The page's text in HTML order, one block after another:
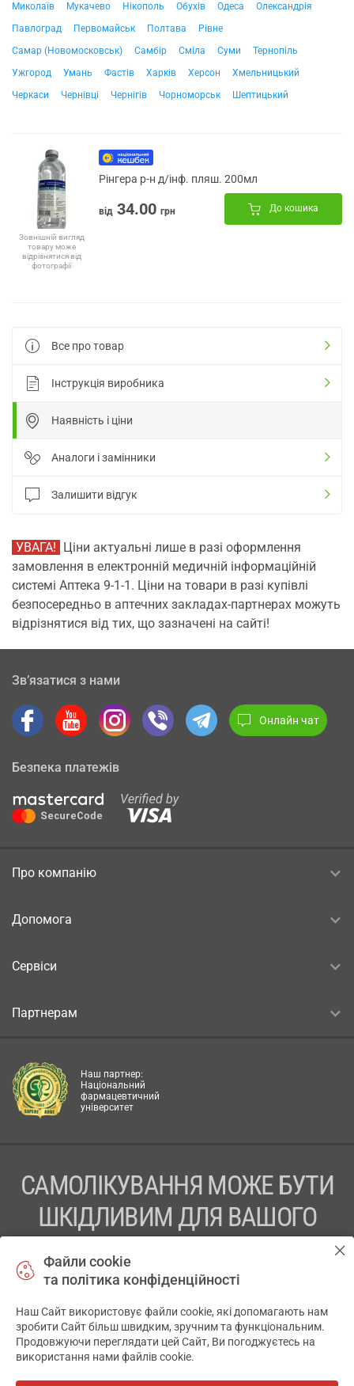
Миколаїв
Мукачево Нікополь Обухів Одеса
Олександрія
Павлоград
Первомайськ Полтава
Рівне
Самар (Новомосковськ)
Самбір Сміла Суми
Тернопіль
Ужгород
Умань Фастів Харків Херсон
Хмельницький
Черкаси
Чернівці Чернігів Чорноморськ Шептицький
Зовнішній вигляд
товару може
відрізнятися від
фотографії
Рінгера р-н д/інф. пляш. 200мл
від 34.00 грн До кошика
Все про товар
Інструкція виробника
Наявність і ціни
Аналоги і замінники
Залишити відгук
УВАГА! Ціни актуальні лише в разі оформлення
замовлення в електронній медичній інформаційній
системі Аптека 9-1-1. Ціни на товари в разі купівлі
безпосередньо в аптечних закладах-партнерах можуть
відрізнятися від тих, що зазначені на сайті!
Зв’язатися з нами
Онлайн чат
Безпека платежів
Про компанію
Допомога
Сервіси
Партнерам
Наш партнер:
Національний
фармацевтичний
університет
САМОЛІКУВАННЯ МОЖЕ БУТИ
ШКІДЛИВИМ ДЛЯ ВАШОГО
ПЕРЕД ЗАСТОСУВАННЯМ ПРЕПАРАТУ ПРОКОНСУЛЬТУЙТЕСЬ
ТОВ «АПТЕКА 911.ЮА» Код ЄДРПОУ 43631965.
Відмова від відповідальності
Файли cookie
та політика конфіденційності
Наш Сайт використовує файли cookie, які допомагають нам
зробити Сайт більш швидким, зручним та функціональним.
Продовжуючи переглядати цей Сайт, Ви погоджуєтесь на
використання нами файлів cookie.
✕